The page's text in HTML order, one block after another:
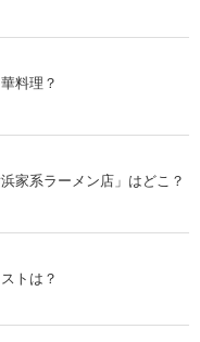
料理？
家系ラーメン店」はどこ？
トは？